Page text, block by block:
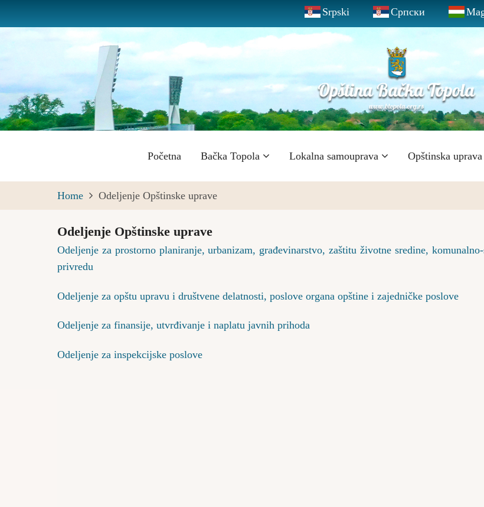
to
main
content
Srpski Српски
Main
navigation
Početna Bačka Topola Lokalna samouprava Opštinska uprava
Home Odeljenje Opštinske uprave
Odeljenje Opštinske uprave
Odeljenje za prostorno planiranje, urbanizam, građevinarstvo, zaštitu životne sredine,
privredu
Odeljenje za opštu upravu i društvene delatnosti, poslove organa opštine i zajedničke poslove
Odeljenje za finansije, utvrđivanje i naplatu javnih prihoda
Odeljenje za inspekcijske poslove